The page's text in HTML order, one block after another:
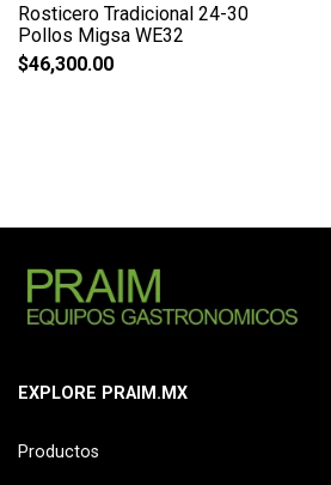
Rosticero Tradicional 24-30
Pollos Migsa WE32
$46,300.00
EXPLORE PRAIM.MX
Productos